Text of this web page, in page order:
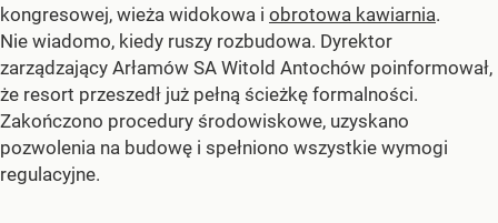
kongresowej, wieża widokowa i obrotowa kawiarnia.
Nie wiadomo, kiedy ruszy rozbudowa. Dyrektor
zarządzający Arłamów SA Witold Antochów poinformował,
że resort przeszedł już pełną ścieżkę formalności.
Zakończono procedury środowiskowe, uzyskano
pozwolenia na budowę i spełniono wszystkie wymogi
regulacyjne.